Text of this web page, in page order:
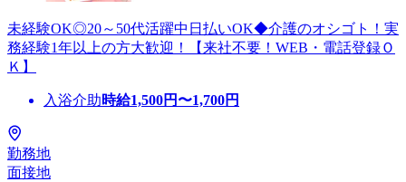
未経験OK◎20～50代活躍中日払いOK◆介護のオシゴト！実
務経験1年以上の方大歓迎！【来社不要！WEB・電話登録Ｏ
Ｋ】
入浴介助時給1,500円〜1,700円
勤務地
面接地